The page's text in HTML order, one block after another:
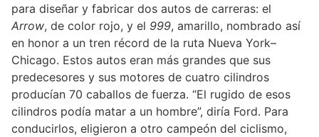
para diseñar y fabricar dos autos de carreras: el
Arrow, de color rojo, y el 999, amarillo, nombrado así
en honor a un tren récord de la ruta Nueva York–
Chicago. Estos autos eran más grandes que sus
predecesores y sus motores de cuatro cilindros
producían 70 caballos de fuerza. “El rugido de esos
cilindros podía matar a un hombre”, diría Ford. Para
conducirlos, eligieron a otro campeón del ciclismo,